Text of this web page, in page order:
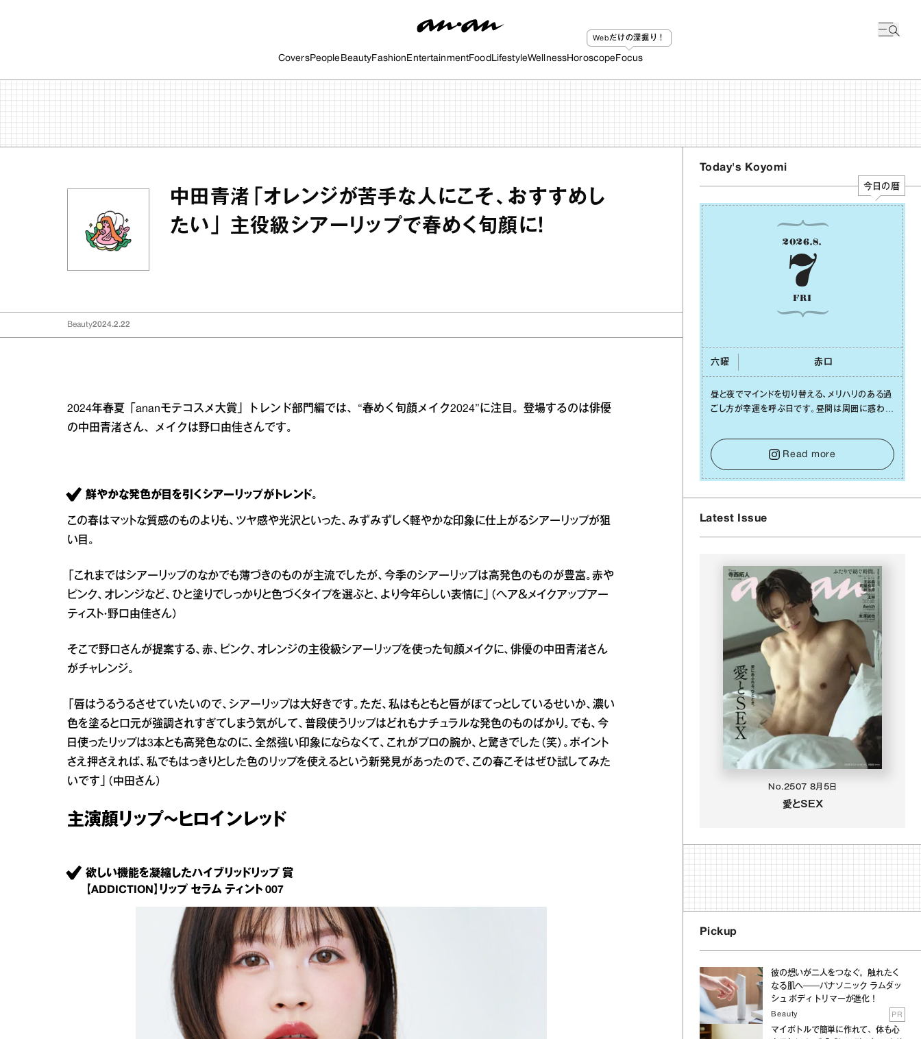
CoversPeople BeautyFashion EntertainmentFood LifestyleWellnessHoroscope
Webだけの深掘り！
Focus
中田青渚「オレンジが苦手な人にこそ、おすすめし
たい」 主役級シアーリップで春めく旬顔に！
Beauty2024.2.22
2024年春夏「ananモテコスメ大賞」トレンド部門編では、“春めく旬顔メイク2024”に注目。登場するのは俳優
の中田青渚さん、メイクは野口由佳さんです。
鮮やかな発色が目を引くシアーリップがトレンド。
この春はマットな質感のものよりも、ツヤ感や光沢といった、みずみずしく軽やかな印象に仕上がるシアーリップが狙
い目。
「これまではシアーリップのなかでも薄づきのものが主流でしたが、今季のシアーリップは高発色のものが豊富。赤や
ピンク、オレンジなど、ひと塗りでしっかりと色づくタイプを選ぶと、より今年らしい表情に」（ヘア＆メイクアップアー
ティスト・野口由佳さん）
そこで野口さんが提案する、赤、ピンク、オレンジの主役級シアーリップを使った旬顔メイクに、俳優の中田青渚さん
がチャレンジ。
「唇はうるうるさせていたいので、シアーリップは大好きです。ただ、私はもともと唇がぽてっとしているせいか、濃い
色を塗ると口元が強調されすぎてしまう気がして、普段使うリップはどれもナチュラルな発色のものばかり。でも、今
日使ったリップは3本とも高発色なのに、全然強い印象にならなくて、これがプロの腕か、と驚きでした（笑）。ポイント
さえ押さえれば、私でもはっきりとした色のリップを使えるという新発見があったので、この春こそはぜひ試してみた
いです」（中田さん）
主演顔リップ～ヒロインレッド
欲しい機能を凝縮したハイブリッドリップ 賞
【ADDICTION】リップ セラム ティント 007
Today's Koyomi
今日の暦
2026.8.
7
FRI
六曜 ⾚⼝
昼と夜でマインドを切り替える、メリハリのある過
ごし⽅が幸運を呼ぶ⽇です。昼間は周囲に惑わさ
をキープして。そして夜は、疲れや寂しさから⽢
い⾔葉に流されないよう、⼼にしっかりブレーキ
をかけること。この意識の切り替えが、あなたに
確かな安⼼感をもたらすはずです。
Read more
Latest Issue
No.2507 8月5日
愛とSEX
Pickup
彼の想いが二人をつなぐ。触れたく
なる肌へ──パナソニック ラムダッ
シュ ボディトリマーが進化！
Beauty PR
マイボトルで簡単に作れて、体も心